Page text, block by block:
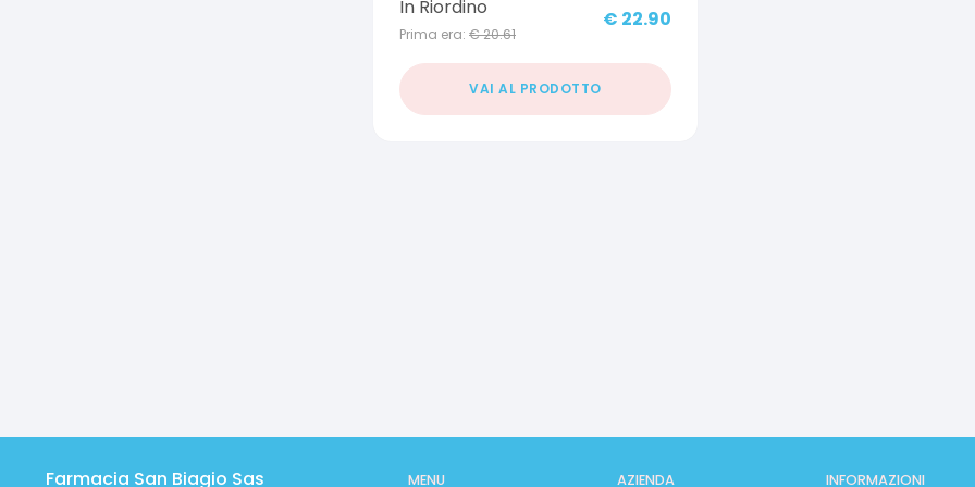
In Riordino
Prima era: €20.61
€ 22.90
VAI AL PRODOTTO
Farmacia San Biagio Sas MENU AZIENDA INFORMAZIONI